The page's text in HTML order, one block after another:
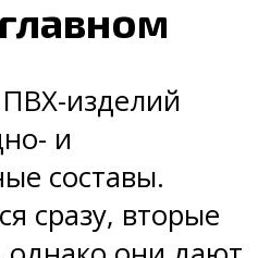
изделий
и
составы.
сразу, вторые